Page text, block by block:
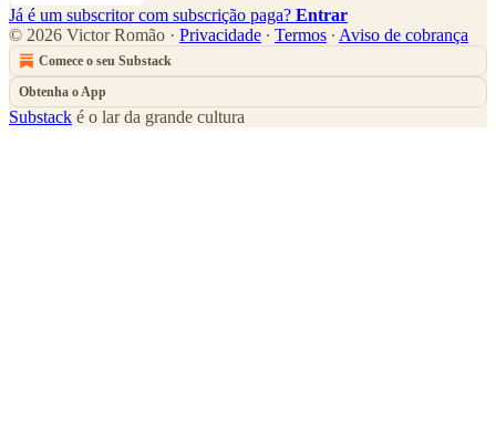
Já é um subscritor com subscrição paga? Entrar
© 2026 Victor Romão · Privacidade ∙ Termos ∙ Aviso de cobrança
Comece o seu Substack
Obtenha o App
Substack é o lar da grande cultura